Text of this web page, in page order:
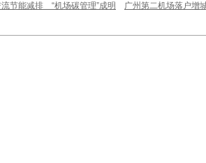
节能减排 “机场碳管理”成明
广州第二机场落户增